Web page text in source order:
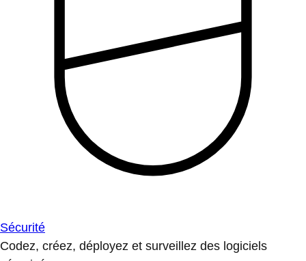
Sécurité
Codez, créez, déployez et surveillez des logiciels